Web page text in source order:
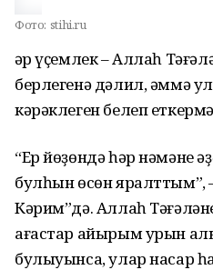
Фото: stihi.ru
Һәр үҫемлек – Аллаһ
берлегенә дәлил, әммә
кәрәклеген белеп
“Ер йөҙөндә һәр нәмәне
булһын өсөн яралттым”,
Кәрим”дә. Аллаһ
ағастар айырым урын
булыуынса, улар насар